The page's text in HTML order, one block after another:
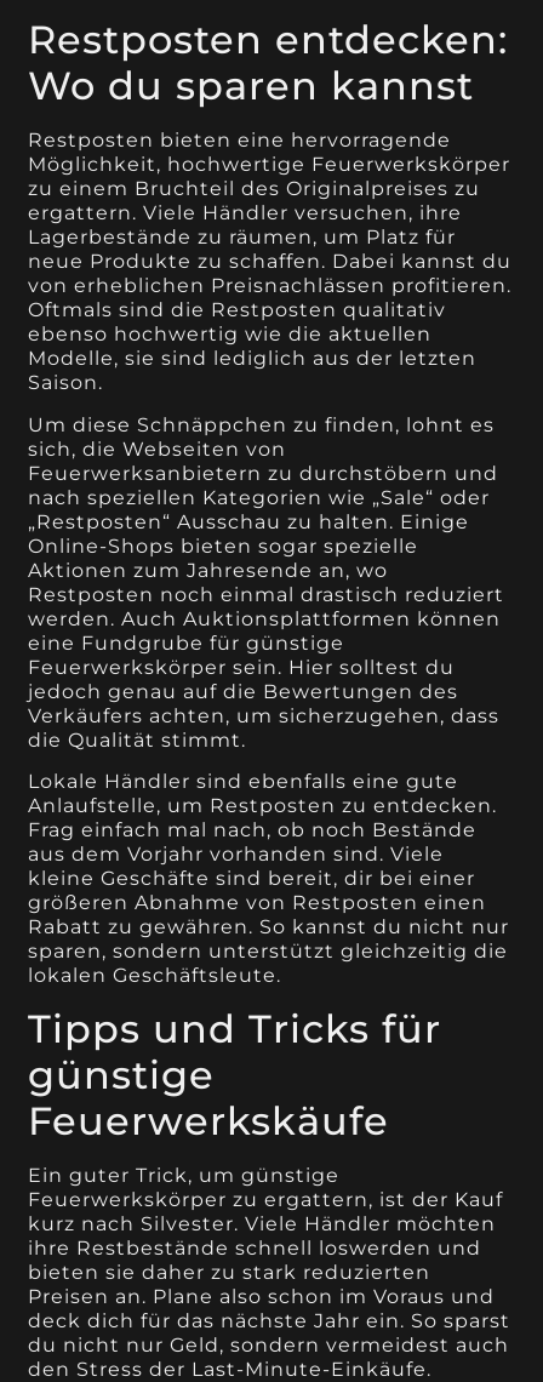
Restposten entdecken:
Wo du sparen kannst
Restposten bieten eine hervorragende
Möglichkeit, hochwertige Feuerwerkskörper
zu einem Bruchteil des Originalpreises zu
ergattern. Viele Händler versuchen, ihre
Lagerbestände zu räumen, um Platz für
neue Produkte zu schaffen. Dabei kannst du
von erheblichen Preisnachlässen profitieren.
Oftmals sind die Restposten qualitativ
ebenso hochwertig wie die aktuellen
Modelle, sie sind lediglich aus der letzten
Saison.
Um diese Schnäppchen zu finden, lohnt es
sich, die Webseiten von
Feuerwerksanbietern zu durchstöbern und
nach speziellen Kategorien wie „Sale“ oder
„Restposten“ Ausschau zu halten. Einige
Online-Shops bieten sogar spezielle
Aktionen zum Jahresende an, wo
Restposten noch einmal drastisch reduziert
werden. Auch Auktionsplattformen können
eine Fundgrube für günstige
Feuerwerkskörper sein. Hier solltest du
jedoch genau auf die Bewertungen des
Verkäufers achten, um sicherzugehen, dass
die Qualität stimmt.
Lokale Händler sind ebenfalls eine gute
Anlaufstelle, um Restposten zu entdecken.
Frag einfach mal nach, ob noch Bestände
aus dem Vorjahr vorhanden sind. Viele
kleine Geschäfte sind bereit, dir bei einer
größeren Abnahme von Restposten einen
Rabatt zu gewähren. So kannst du nicht nur
sparen, sondern unterstützt gleichzeitig die
lokalen Geschäftsleute.
Tipps und Tricks für
günstige
Feuerwerkskäufe
Ein guter Trick, um günstige
Feuerwerkskörper zu ergattern, ist der Kauf
kurz nach Silvester. Viele Händler möchten
ihre Restbestände schnell loswerden und
bieten sie daher zu stark reduzierten
Preisen an. Plane also schon im Voraus und
deck dich für das nächste Jahr ein. So sparst
du nicht nur Geld, sondern vermeidest auch
den Stress der Last-Minute-Einkäufe.